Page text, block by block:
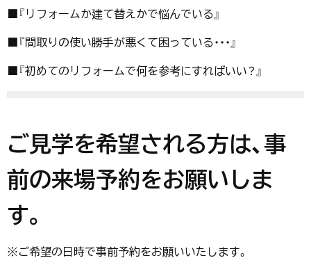
■『リフォームか建て替えかで悩んでいる』
■『間取りの使い勝手が悪くて困っている・・・』
■『初めてのリフォームで何を参考にすればいい？』
ご見学を希望される方は、事
前の来場予約をお願いしま
す。
※ご希望の日時で事前予約をお願いいたします。